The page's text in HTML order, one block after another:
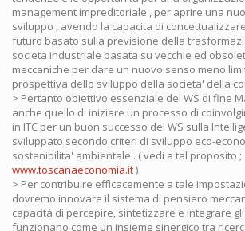
management impreditoriale , per aprire una
sviluppo , avendo la capacita di
futuro basato sulla previsione della
societa industriale basata su vecchie ed
meccaniche per dare un nuovo senso meno
prospettiva dello sviluppo della societa' della
> Pertanto obiettivo essenziale del WS di fine
anche quello di iniziare un processo di
in ITC per un buon successo del WS sulla
sviluppato secondo criteri di sviluppo eco-
sostenibilita' ambientale . ( vedi a tal proposito ;
www.toscanaeconomia.it)
> Per contribuire efficacemente a tale
dovremo innovare il sistema di pensiero
capacità di percepire, sintetizzare e integrare
funzionano come un insieme sinergico tra